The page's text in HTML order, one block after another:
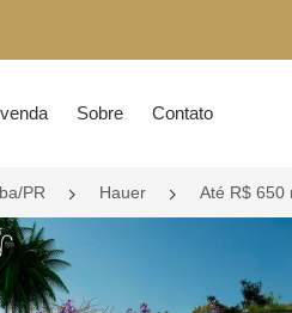
Sobre Contato
PR Hauer Até R$ 650